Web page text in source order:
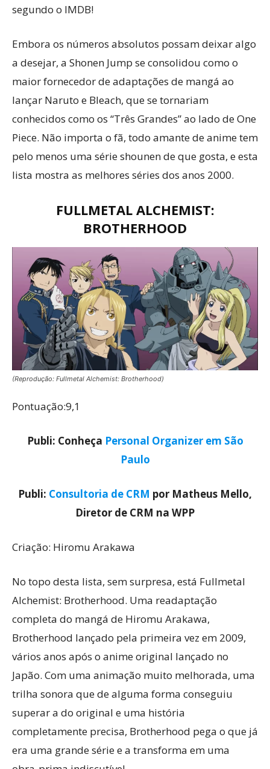
segundo o IMDB!
Embora os números absolutos possam deixar algo
a desejar, a Shonen Jump se consolidou como o
maior fornecedor de adaptações de mangá ao
lançar Naruto e Bleach, que se tornariam
conhecidos como os “Três Grandes” ao lado de One
Piece. Não importa o fã, todo amante de anime tem
pelo menos uma série shounen de que gosta, e esta
lista mostra as melhores séries dos anos 2000.
FULLMETAL ALCHEMIST:
BROTHERHOOD
(Reprodução: Fullmetal Alchemist: Brotherhood)
Pontuação:9,1
Publi: Conheça Personal Organizer em São
Paulo
Publi: Consultoria de CRM por Matheus Mello,
Diretor de CRM na WPP
Criação: Hiromu Arakawa
No topo desta lista, sem surpresa, está Fullmetal
Alchemist: Brotherhood. Uma readaptação
completa do mangá de Hiromu Arakawa,
Brotherhood lançado pela primeira vez em 2009,
vários anos após o anime original lançado no
Japão. Com uma animação muito melhorada, uma
trilha sonora que de alguma forma conseguiu
superar a do original e uma história
completamente precisa, Brotherhood pega o que já
era uma grande série e a transforma em uma